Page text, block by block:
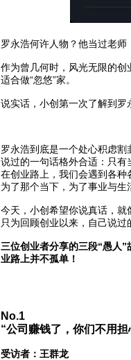
罗永浩何许人物？他当过老
作为曾几何时，风光无限的
适合做“忽悠”家。
说实话，小创第一次了解到
罗永浩到底是一个处心积虑
说过的一句话格外合适：只
在创业路上，我们会遇到各种
为了那个当下，为了事业与生
今天，小创希望你说真话，
只为回顾创业以来，自己说过
三位创业者分享的三段“愚人
业路上并不孤单！
No.1
“公司赚钱了，你们不用担
受访者：王群龙